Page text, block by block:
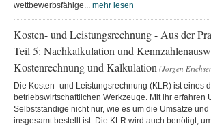
wettbewerbsfähige... mehr lesen
Kosten- und Leistungsrechnung - Aus der
Teil 5: Nachkalkulation und
Kostenrechnung und Kalkulation (Jörgen
Die Kosten- und Leistungsrechnung (KLR) ist eines
betriebswirtschaftlichen Werkzeuge. Mit ihr erfahren
Selbstständige nicht nur, wie es um die Umsätze
insgesamt bestellt ist. Die KLR wird auch benötigt,